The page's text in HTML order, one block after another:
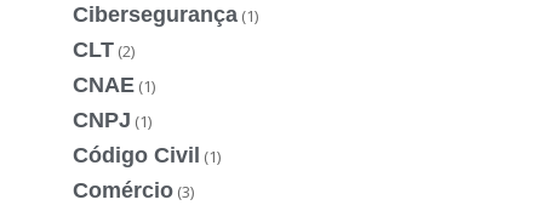
Cibersegurança (1)
CLT (2)
CNAE (1)
CNPJ (1)
Código Civil (1)
Comércio (3)